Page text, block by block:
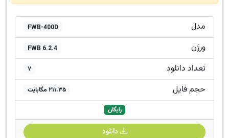
مدل FWB-400D
ورژن FWB 6.2.4
تعداد دانلود 7
حجم فایل 211.35 مگابایت
رایگان
دانلود